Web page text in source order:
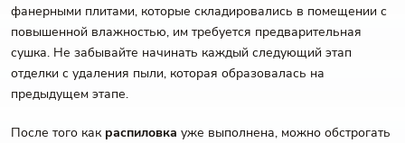
фанерными плитами, которые складировались в помещении с
повышенной влажностью, им требуется предварительная
сушка. Не забывайте начинать каждый следующий этап
отделки с удаления пыли, которая образовалась на
предыдущем этапе.
После того как распиловка уже выполнена, можно обстрогать